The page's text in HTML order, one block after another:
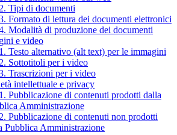
Tipi di documenti
Formato di lettura dei documenti elettronici
Modalità di produzione dei documenti
e video
Testo alternativo (alt text) per le immagini
Sottotitoli per i video
Trascrizioni per i video
intellettuale e privacy
Pubblicazione di contenuti prodotti dalla
Amministrazione
Pubblicazione di contenuti non prodotti
Pubblica Amministrazione